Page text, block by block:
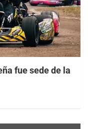
fue sede de la